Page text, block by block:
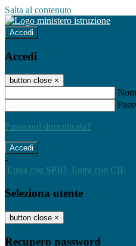
Salta al contenuto
Accedi
Accedi
button close ×
Password dimenticata?
-
Entra con SPID Entra con CIE
Seleziona utente
button close ×
Recupero password